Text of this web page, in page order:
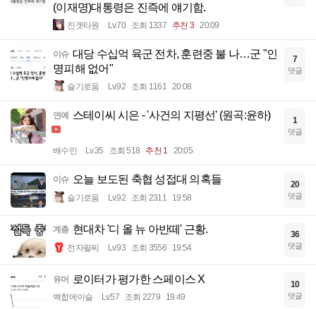
(이재명)대통령은 진즉에 얘기함.
진겟타원 Lv.70 조회 1337 추천 3 20:09
이슈 대당 수십억 육군 전차, 훈련중 불 나…군 "인
명피해 없어"
슬기로움 Lv.92 조회 1161 20:08
7
댓글
연예 스테이씨 시은 - '사건의 지평선' (원곡:윤하)
배수민 Lv.35 조회 518 추천 1 20:05
1
댓글
이슈 오늘 보도된 축협 성접대 의혹들
슬기로움 Lv.92 조회 2311 19:58
20
댓글
계층 현대차 '디 올 뉴 아반떼' 근황.
전자팔찌 Lv.93 조회 3556 19:54
36
댓글
유머 로이터가 평가한 스페이스 X
백합에이슬 Lv.57 조회 2279 19:49
10
댓글